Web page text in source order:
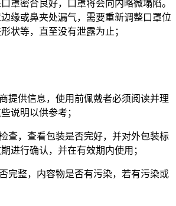
罩密合良好，口罩将会向内略微塌陷。
缘或鼻夹处漏气，需要重新调整口罩位
状等，直至没有泄露为止；
提供信息，使用前佩戴者必须阅读并理
说明以供参考；
查，查看包装是否完好，并对外包装标
进行确认，并在有效期内使用；
完整，内容物是否有污染，若有污染或